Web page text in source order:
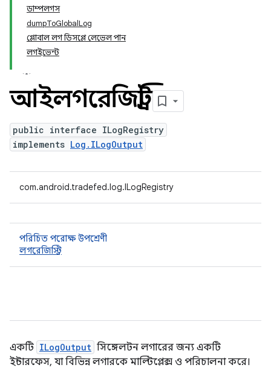
ডাম্পলগস
dumpToGlobalLog
গ্লোবাল লগ ডিসপ্লে লেভেল পান
লগইভেন্ট
আইলগরেজিস্ট্রি
public interface ILogRegistry
implements Log.ILogOutput
com.android.tradefed.log.ILogRegistry
পরিচিত পরোক্ষ উপশ্রেণী
লগরেজিস্ট্রি
একটি ILogOutput সিঙ্গেলটন লগারের জন্য একটি
ইন্টারফেস, যা বিভিন্ন লগারকে মাল্টিপ্লেক্স ও পরিচালনা করে।